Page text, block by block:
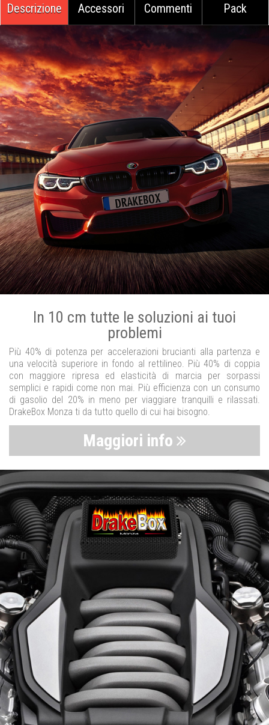
Descrizione Accessori Commenti Pack
In 10 cm tutte le soluzioni ai tuoi
problemi
Più 40% di potenza per accelerazioni brucianti alla partenza e
una velocità superiore in fondo al rettilineo. Più 40% di coppia
con maggiore ripresa ed elasticità di marcia per sorpassi
semplici e rapidi come non mai. Più efficienza con un consumo
di gasolio del 20% in meno per viaggiare tranquilli e rilassati.
DrakeBox Monza ti da tutto quello di cui hai bisogno.
Maggiori info